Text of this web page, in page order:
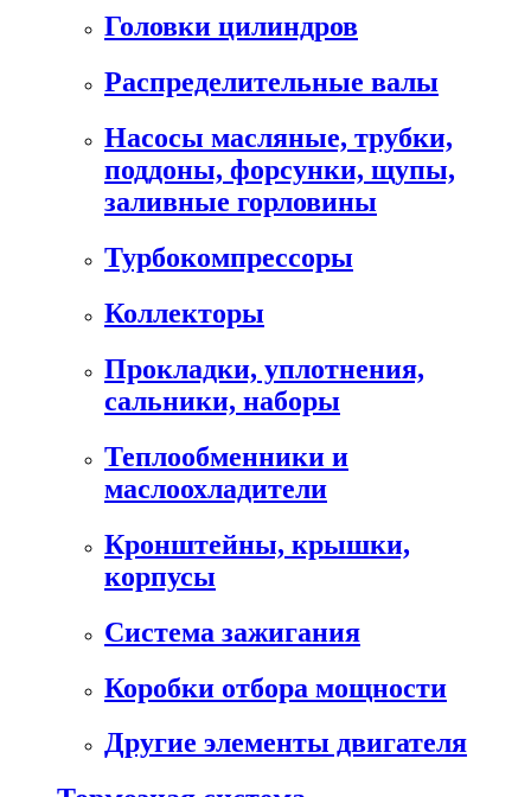
Головки цилиндров
Распределительные валы
Насосы масляные, трубки,
поддоны, форсунки, щупы,
заливные горловины
Турбокомпрессоры
Коллекторы
Прокладки, уплотнения,
сальники, наборы
Теплообменники и
маслоохладители
Кронштейны, крышки,
корпусы
Cистема зажигания
Коробки отбора мощности
Другие элементы двигателя